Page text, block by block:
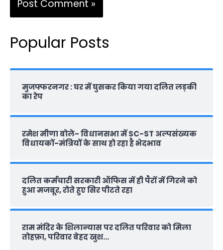
Popular Posts
मुजफ्फरनगर : घर में घुसकर किया गया दलित लड़की
का रेप
रमेश मीणा बोले- विधानसभा में SC-ST अल्पसंख्यक
विधायकों-मंत्रियों के साथ हो रहा है भेदभाव
दलित कर्मचारी सरकारी ऑफ‍िस में ही पैरों में गिरने को
हुआ मजबूर, रोते हुए सिर पीटते रहा
राम मंदिर के शिलान्‍यास पर दलित परिवार को मिला
तोहफ़ा, परिवार बेहद खुश…